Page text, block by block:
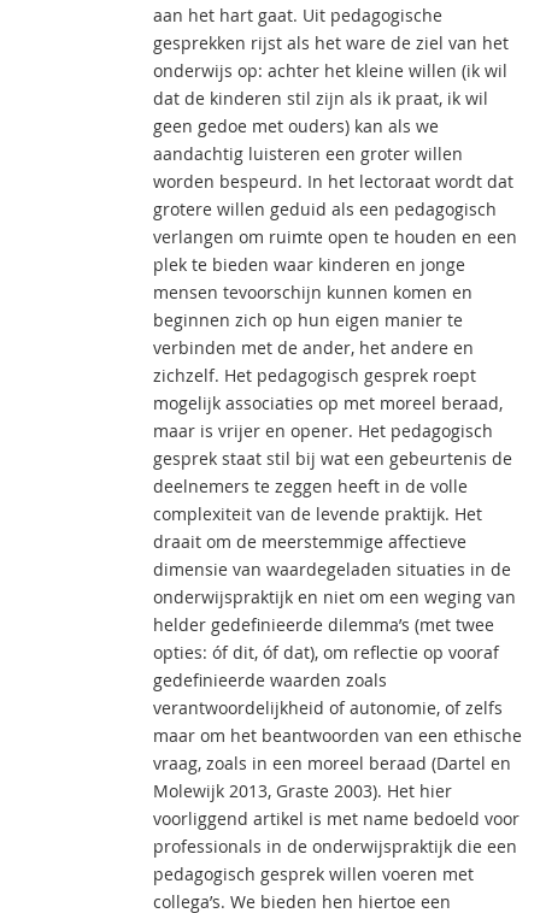
aan het hart gaat. Uit pedagogische
gesprekken rijst als het ware de ziel van het
onderwijs op: achter het kleine willen (ik wil
dat de kinderen stil zijn als ik praat, ik wil
geen gedoe met ouders) kan als we
aandachtig luisteren een groter willen
worden bespeurd. In het lectoraat wordt dat
grotere willen geduid als een pedagogisch
verlangen om ruimte open te houden en een
plek te bieden waar kinderen en jonge
mensen tevoorschijn kunnen komen en
beginnen zich op hun eigen manier te
verbinden met de ander, het andere en
zichzelf. Het pedagogisch gesprek roept
mogelijk associaties op met moreel beraad,
maar is vrijer en opener. Het pedagogisch
gesprek staat stil bij wat een gebeurtenis de
deelnemers te zeggen heeft in de volle
complexiteit van de levende praktijk. Het
draait om de meerstemmige affectieve
dimensie van waardegeladen situaties in de
onderwijspraktijk en niet om een weging van
helder gedefinieerde dilemma’s (met twee
opties: óf dit, óf dat), om reflectie op vooraf
gedefinieerde waarden zoals
verantwoordelijkheid of autonomie, of zelfs
maar om het beantwoorden van een ethische
vraag, zoals in een moreel beraad (Dartel en
Molewijk 2013, Graste 2003). Het hier
voorliggend artikel is met name bedoeld voor
professionals in de onderwijspraktijk die een
pedagogisch gesprek willen voeren met
collega’s. We bieden hen hiertoe een